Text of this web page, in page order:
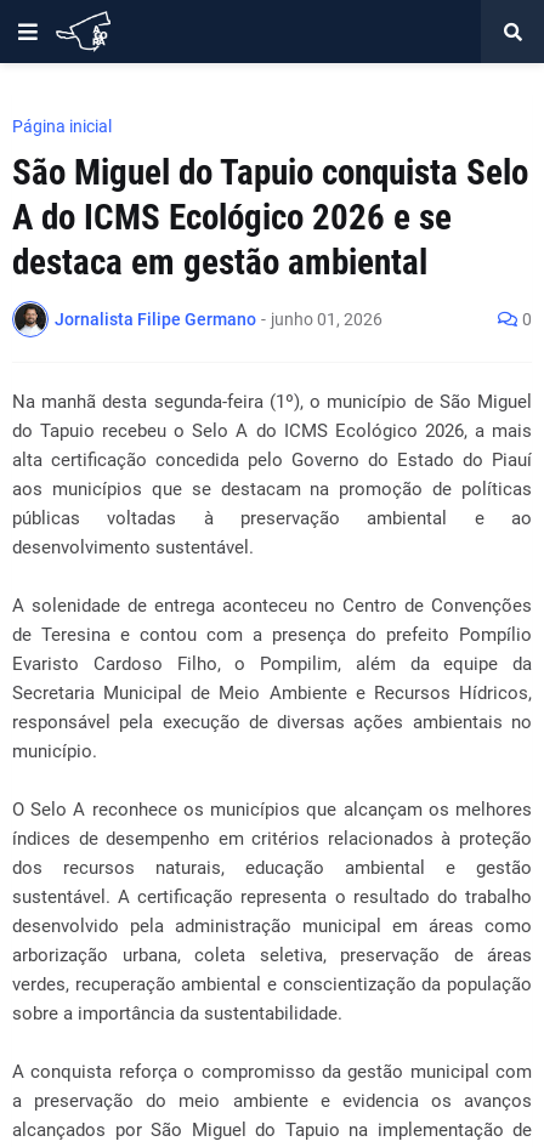
Página inicial
São Miguel do Tapuio conquista Selo
A do ICMS Ecológico 2026 e se
destaca em gestão ambiental
Jornalista Filipe Germano - junho 01, 2026 0
Na manhã desta segunda-feira (1º), o município de São Miguel
do Tapuio recebeu o Selo A do ICMS Ecológico 2026, a mais
alta certificação concedida pelo Governo do Estado do Piauí
aos municípios que se destacam na promoção de políticas
públicas voltadas à preservação ambiental e ao
desenvolvimento sustentável.
A solenidade de entrega aconteceu no Centro de Convenções
de Teresina e contou com a presença do prefeito Pompílio
Evaristo Cardoso Filho, o Pompilim, além da equipe da
Secretaria Municipal de Meio Ambiente e Recursos Hídricos,
responsável pela execução de diversas ações ambientais no
município.
O Selo A reconhece os municípios que alcançam os melhores
índices de desempenho em critérios relacionados à proteção
dos recursos naturais, educação ambiental e gestão
sustentável. A certificação representa o resultado do trabalho
desenvolvido pela administração municipal em áreas como
arborização urbana, coleta seletiva, preservação de áreas
verdes, recuperação ambiental e conscientização da população
sobre a importância da sustentabilidade.
A conquista reforça o compromisso da gestão municipal com
a preservação do meio ambiente e evidencia os avanços
alcançados por São Miguel do Tapuio na implementação de